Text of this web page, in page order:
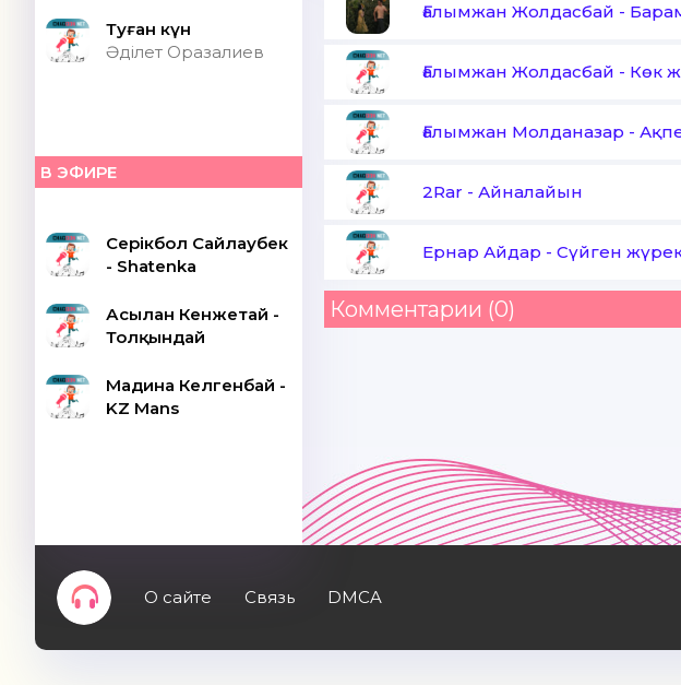
Туған күн
Әділет Оразалиев
В ЭФИРЕ
Серікбол Сайлаубек
- Shatenka
Асылан Кенжетай -
Толқындай
Мадина Келгенбай -
KZ Mans
Ғалымжан Жолдасбай -
Ғалымжан Жолдасбай - Көк
Ғалымжан Молданазар -
2Rar - Айналайын
Ернар Айдар - Сүйген
Комментарии (0)
О сайте Связь DMCA